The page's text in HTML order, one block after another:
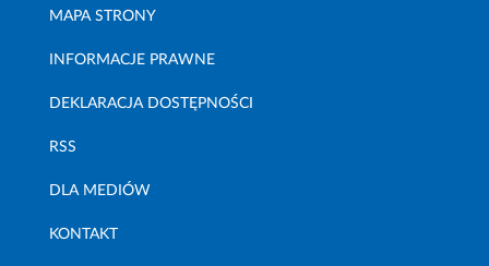
MAPA STRONY
INFORMACJE PRAWNE
DEKLARACJA DOSTĘPNOŚCI
RSS
DLA MEDIÓW
KONTAKT